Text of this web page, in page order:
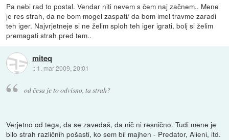
Pa nebi rad to postal. Vendar niti nevem s čem naj začnem.. Mene
je res strah, da ne bom mogel zaspati/ da bom imel travme zaradi
teh iger. Najvrjetneje si ne želim sploh teh iger igrati, bolj si želim
premagati strah pred tem..
miteq
:: 1. mar 2009, 20:01
od česa je to odvisno, ta strah?
Verjetno od tega, da se zavedaš, da nič ni resnično. Tudi mene je
bilo strah različnih pošasti, ko sem bil majhen - Predator, Alieni, itd.